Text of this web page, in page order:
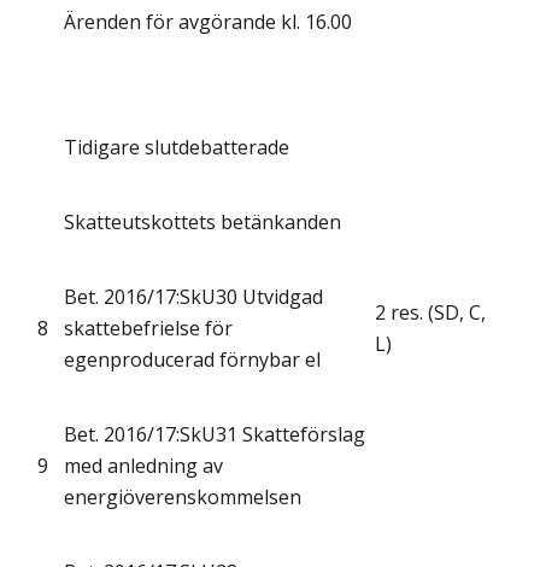
Ärenden för avgörande kl. 16.00
Tidigare slutdebatterade
Skatteutskottets betänkanden
8
Bet. 2016/17:SkU30 Utvidgad
skattebefrielse för
egenproducerad förnybar el
2 res. (SD, C,
L)
9
Bet. 2016/17:SkU31 Skatteförslag
med anledning av
energiöverenskommelsen